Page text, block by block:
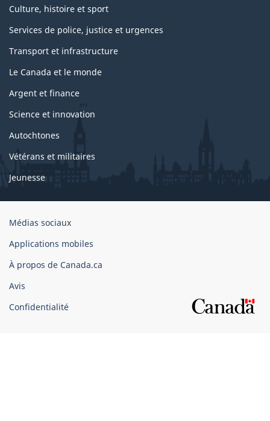
Culture, histoire et sport
Services de police, justice et urgences
Transport et infrastructure
Le Canada et le monde
Argent et finance
Science et innovation
Autochtones
Vétérans et militaires
Jeunesse
Organisation
gouvernement
du
Canada
Médias sociaux
Applications mobiles
À propos de Canada.ca
Avis
Confidentialité